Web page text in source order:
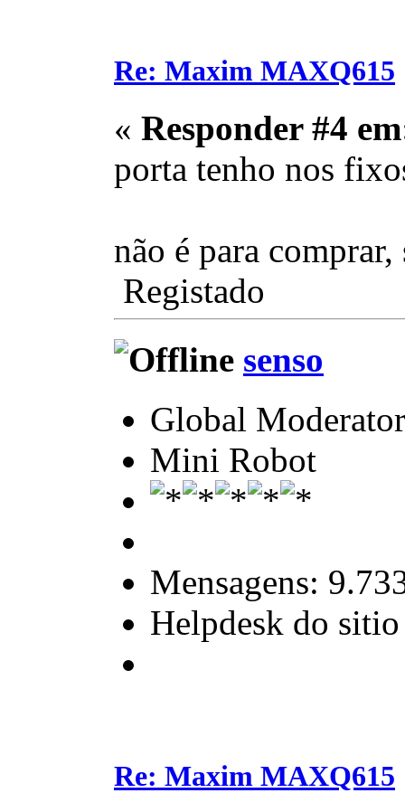
Re: Maxim MAXQ615
« Responder #4
porta tenho nos
não é para
Registado
senso
Global Moderator
Mini Robot
Mensagens:
Helpdesk do sitio
Re: Maxim MAXQ615